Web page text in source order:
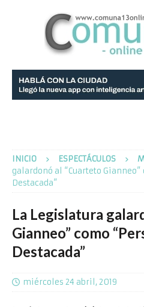
INICIO ESPECTÁCULOS
galardonó al “Cuarteto
Destacada”
La Legislatura
Gianneo” como
Destacada”
miércoles 24 abril, 2019